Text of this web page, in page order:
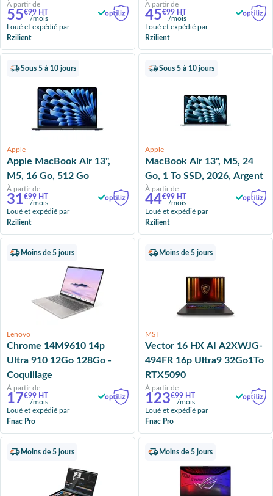
À partir de
55€99 HT
/mois
Loué et expédié par
Rzilient
À partir de
45€99 HT
/mois
Loué et expédié par
Rzilient
Sous 5 à 10 jours
Apple
Apple MacBook Air 13'',
M5, 16 Go, 512 Go
À partir de
31€99 HT
/mois
Loué et expédié par
Rzilient
Sous 5 à 10 jours
Apple
MacBook Air 13'', M5, 24
Go, 1 To SSD, 2026, Argent
À partir de
44€99 HT
/mois
Loué et expédié par
Rzilient
Moins de 5 jours
Lenovo
Chrome 14M9610 14p
Ultra 910 12Go 128Go -
Coquillage
À partir de
17€99 HT
/mois
Loué et expédié par
Fnac Pro
Moins de 5 jours
MSI
Vector 16 HX AI A2XWJG-
494FR 16p Ultra9 32Go1To
RTX5090
À partir de
123€99 HT
/mois
Loué et expédié par
Fnac Pro
Moins de 5 jours Moins de 5 jours